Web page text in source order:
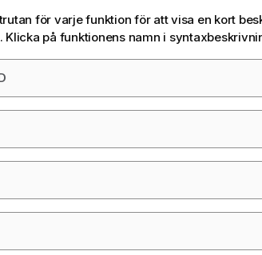
för varje funktion för att visa en kort
Klicka på funktionens namn i